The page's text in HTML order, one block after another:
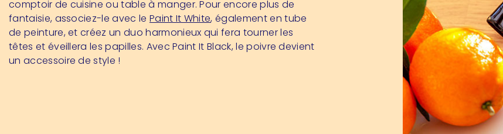
comptoir de cuisine ou table à manger. Pour encore plus de
fantaisie, associez-le avec le Paint It White, également en tube
de peinture, et créez un duo harmonieux qui fera tourner les
têtes et éveillera les papilles. Avec Paint It Black, le poivre devient
un accessoire de style !